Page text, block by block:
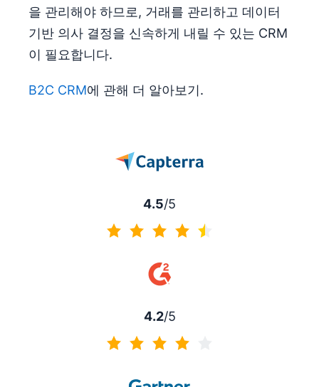
을 관리해야 하므로, 거래를 관리하고 데이터
기반 의사 결정을 신속하게 내릴 수 있는 CRM
이 필요합니다.
B2C CRM에 관해 더 알아보기.
4.5/5
4.2/5